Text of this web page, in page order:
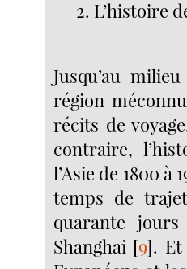
2. L’histoire
Jusqu’au
région
récits de
contraire,
l’Asie de 1800 à
temps de
quarante
Shanghai [9]. Et